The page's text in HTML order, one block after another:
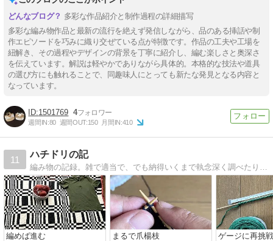
多彩な作品紹介と制作過程の詳細描写
多彩な編み物作品と最新の流行を絶えず発信しながら、品のある挿話や制
作エピソードを巧みに織り交ぜている点が特徴です。作品の工夫や工場を
紐解き、その過程やデザインの背景を丁寧に紹介し、編む楽しさと奥深さ
を伝えています。解説は軽やかでありながら具体的。本格的な技法や道具
の選び方にも触れることで、同趣味人にとっても新たな発見となる内容と
なっています。
1501769 4
週間IN:80 週間OUT:150 月間IN:410
11
ハチドリの記
編めば進む まるで爪楊枝 ゲージに再挑戦